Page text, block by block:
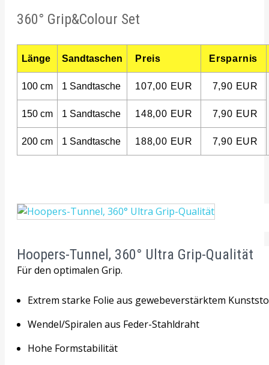
360° Grip&Colour Set
Länge Sandtaschen Preis Ersparnis
100 cm 1 Sandtasche 107,00 EUR 7,90 EUR
150 cm 1 Sandtasche 148,00 EUR 7,90 EUR
200 cm 1 Sandtasche 188,00 EUR 7,90 EUR
Hoopers-Tunnel, 360° Ultra Grip-Qualität
Für den optimalen Grip.
Extrem starke Folie aus gewebeverstärktem
Wendel/Spiralen aus Feder-Stahldraht
Hohe Formstabilität